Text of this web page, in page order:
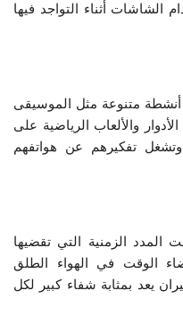
الشاشات أثناء التواجد فيها
متنوعة مثل الموسيقى
والألعاب الرياضية على
تفكيرهم عن هواتفهم
المدد الزمنية التي تقضيها
الوقت في الهواء الطلق
يعد بمثابة شفاء كبير لكل